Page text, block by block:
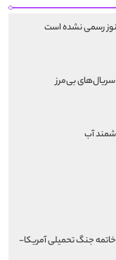
بی‌مرز
آب
خاتمه جنگ تحمیلی آمریکا-